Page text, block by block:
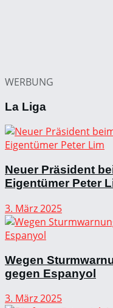
WERBUNG
La Liga
Neuer Präsident
Eigentümer Peter
3. März 2025
Wegen
gegen Espanyol
3. März 2025